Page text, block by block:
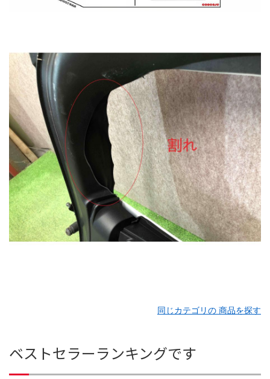
同じカテゴリの 商品を探す
ベストセラーランキングです